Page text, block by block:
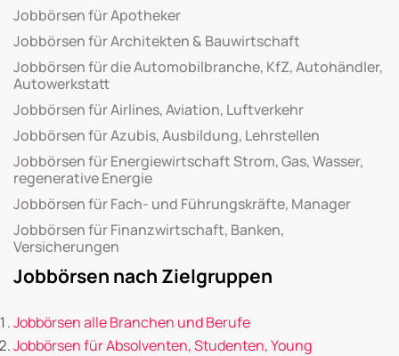
Jobbörsen für Apotheker
Jobbörsen für Architekten & Bauwirtschaft
Jobbörsen für die Automobilbranche, KfZ, Autohändler,
Autowerkstatt
Jobbörsen für Airlines, Aviation, Luftverkehr
Jobbörsen für Azubis, Ausbildung, Lehrstellen
Jobbörsen für Energiewirtschaft Strom, Gas, Wasser,
regenerative Energie
Jobbörsen für Fach- und Führungskräfte, Manager
Jobbörsen für Finanzwirtschaft, Banken,
Versicherungen
Jobbörsen nach Zielgruppen
Jobbörsen alle Branchen und Berufe
Jobbörsen für Absolventen, Studenten, Young